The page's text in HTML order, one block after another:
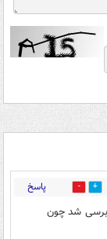
1 پاسخ
شد چون